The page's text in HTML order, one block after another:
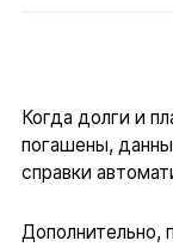
Когда долги и
погашены,
справки
Дополнительно,